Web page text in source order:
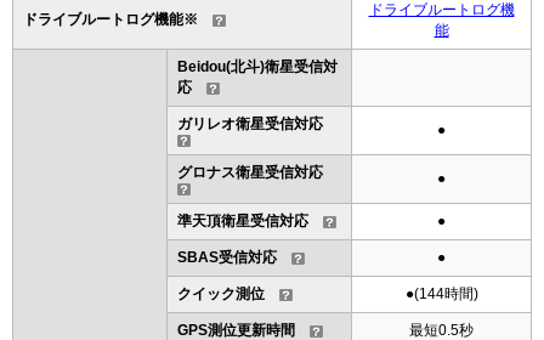
ドライブルートログ機能※
ドライブルートログ機
能
Beidou(北斗)衛星受信対
応
ガリレオ衛星受信対応 ●
グロナス衛星受信対応 ●
準天頂衛星受信対応 ●
SBAS受信対応 ●
クイック測位 ●(144時間)
GPS測位更新時間 最短0.5秒